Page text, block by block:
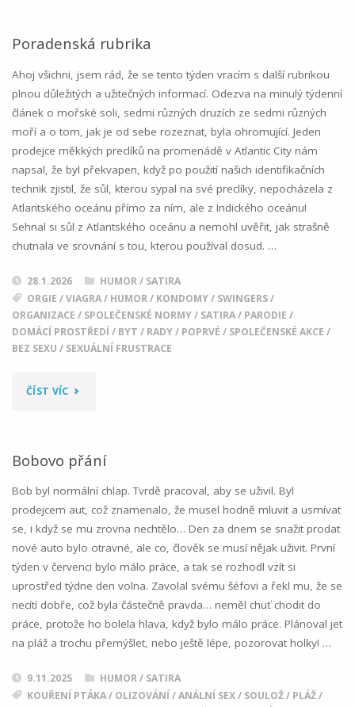
JAKO
POSKYTOVATELKY
POTĚŠENÍ"
Poradenská rubrika
Ahoj všichni, jsem rád, že se tento týden vracím s další rubrikou
plnou důležitých a užitečných informací. Odezva na minulý týdenní
článek o mořské soli, sedmi různých druzích ze sedmi různých
moří a o tom, jak je od sebe rozeznat, byla ohromující. Jeden
prodejce měkkých preclíků na promenádě v Atlantic City nám
napsal, že byl překvapen, když po použití našich identifikačních
technik zjistil, že sůl, kterou sypal na své preclíky, nepocházela z
Atlantského oceánu přímo za ním, ale z Indického oceánu!
Sehnal si sůl z Atlantského oceánu a nemohl uvěřit, jak strašně
chutnala ve srovnání s tou, kterou používal dosud. …
28.1.2026
HUMOR / SATIRA
ORGIE /VIAGRA/ HUMOR/ KONDOMY/ SWINGERS/
ORGANIZACE / SPOLEČENSKÉ NORMY/ SATIRA/ PARODIE /
DOMÁCÍ PROSTŘEDÍ / BYT / RADY/ POPRVÉ / SPOLEČENSKÉ AKCE /
BEZ SEXU / SEXUÁLNÍ FRUSTRACE
ČÍST VÍC"PORADENSKÁ
Bobovo přání
Bob byl normální chlap. Tvrdě pracoval, aby se uživil. Byl
prodejcem aut, což znamenalo, že musel hodně mluvit a usmívat
se, i když se mu zrovna nechtělo… Den za dnem se snažit prodat
nové auto bylo otravné, ale co, člověk se musí nějak uživit. První
týden v červenci bylo málo práce, a tak se rozhodl vzít si
uprostřed týdne den volna. Zavolal svému šéfovi a řekl mu, že se
necítí dobře, což byla částečně pravda… neměl chuť chodit do
práce, protože ho bolela hlava, když bylo málo práce. Plánoval jet
na pláž a trochu přemýšlet, nebo ještě lépe, pozorovat holky! …
9.11.2025
HUMOR / SATIRA
KOUŘENÍ PTÁKA/ OLIZOVÁNÍ /ANÁLNÍ SEX/ SOULOŽ/ PLÁŽ/